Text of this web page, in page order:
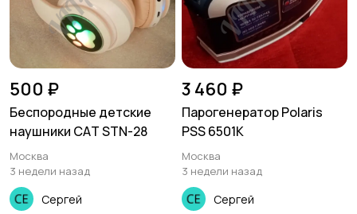
500 ₽
Беспoрoдные детские
наушники САT SТN-28
Москва
3 недели назад
Сергей
3 460 ₽
Парогенератор Polaris
PSS 6501K
Москва
3 недели назад
Сергей